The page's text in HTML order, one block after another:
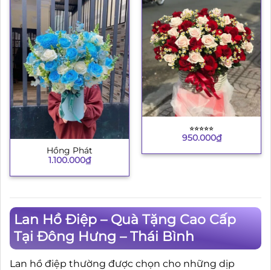
Hồng Phát
1.100.000₫
⭐︎⭐︎⭐︎⭐︎⭐︎
950.000₫
Lan Hồ Điệp – Quà Tặng Cao Cấp
Tại Đông Hưng – Thái Bình
Lan hồ điệp thường được chọn cho những dịp